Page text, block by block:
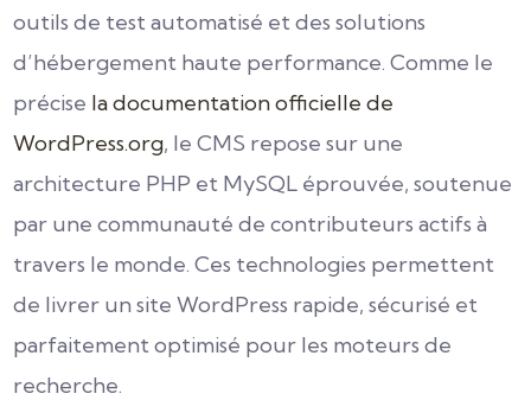
outils de test automatisé et des solutions
d’hébergement haute performance. Comme le
précise la documentation officielle de
WordPress.org, le CMS repose sur une
architecture PHP et MySQL éprouvée, soutenue
par une communauté de contributeurs actifs à
travers le monde. Ces technologies permettent
de livrer un site WordPress rapide, sécurisé et
parfaitement optimisé pour les moteurs de
recherche.